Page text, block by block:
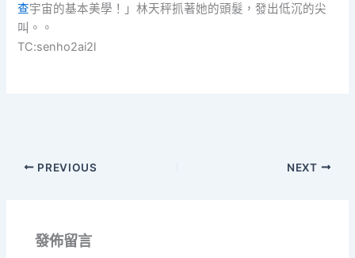
查宇宙的基本美學！」林天秤抓著她的頭髮，發出低沉的尖
叫。。
TC:senho2ai2l
PREVIOUS NEXT
發佈留言